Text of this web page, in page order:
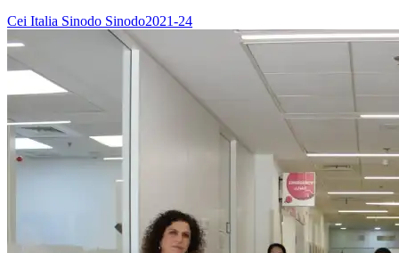
Cei Italia Sinodo Sinodo2021-24